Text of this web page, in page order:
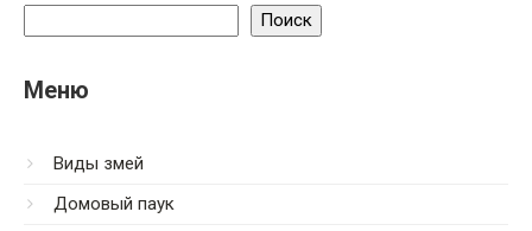
Поиск
Меню
Виды змей
Домовый паук